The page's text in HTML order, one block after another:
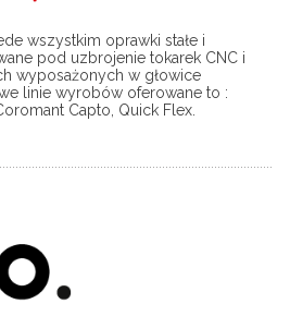
wszystkim oprawki stałe i
pod uzbrojenie tokarek CNC i
wyposażonych w głowice
linie wyrobów oferowane to :
Capto, Quick Flex.